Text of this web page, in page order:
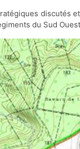
discutés
du Sud